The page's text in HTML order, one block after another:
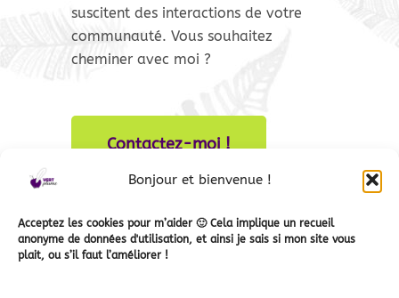
Bonjour et bienvenue !
Acceptez les cookies pour m’aider 🙂 Cela implique un recueil
anonyme de données d'utilisation, et ainsi je sais si mon site vous
plait, ou s’il faut l’améliorer !
suscitent des interactions de votre
communauté. Vous souhaitez
cheminer avec moi ?
Contactez-moi !